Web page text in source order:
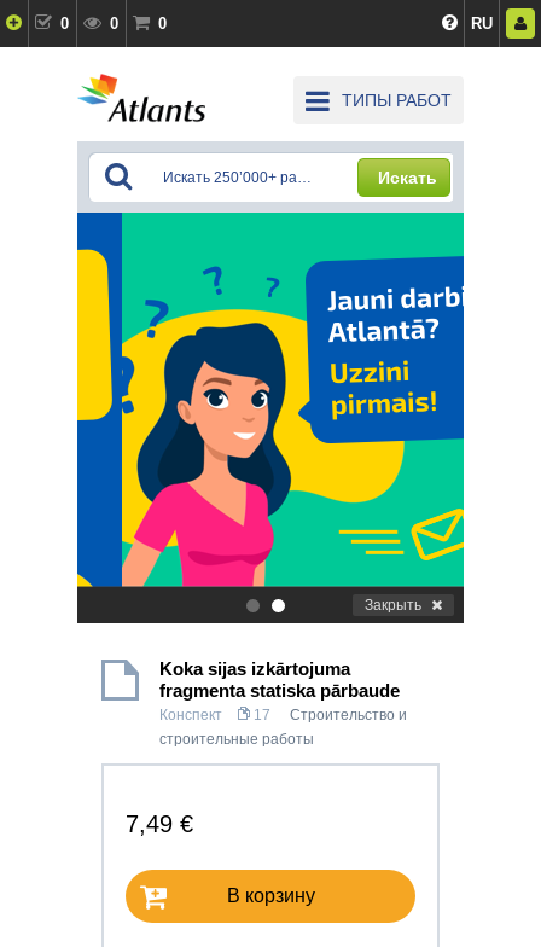
0 0 0 RU
ТИПЫ РАБОТ
Искать
. Закрыть
Koka sijas izkārtojuma
fragmenta statiska pārbaude
Конспект 17
Строительство и
строительные работы
7,49 €
В корзину